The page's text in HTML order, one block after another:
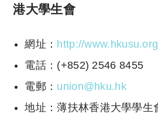
港大學生會
網址： http://
電話：(+852) 2546 8455
電郵： union@hku.hk
地址：薄扶林香港大學學生